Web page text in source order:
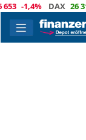
-1,4% DAX 26 319